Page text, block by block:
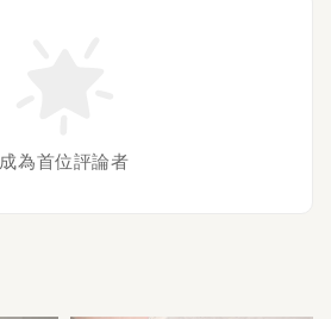
成為首位評論者